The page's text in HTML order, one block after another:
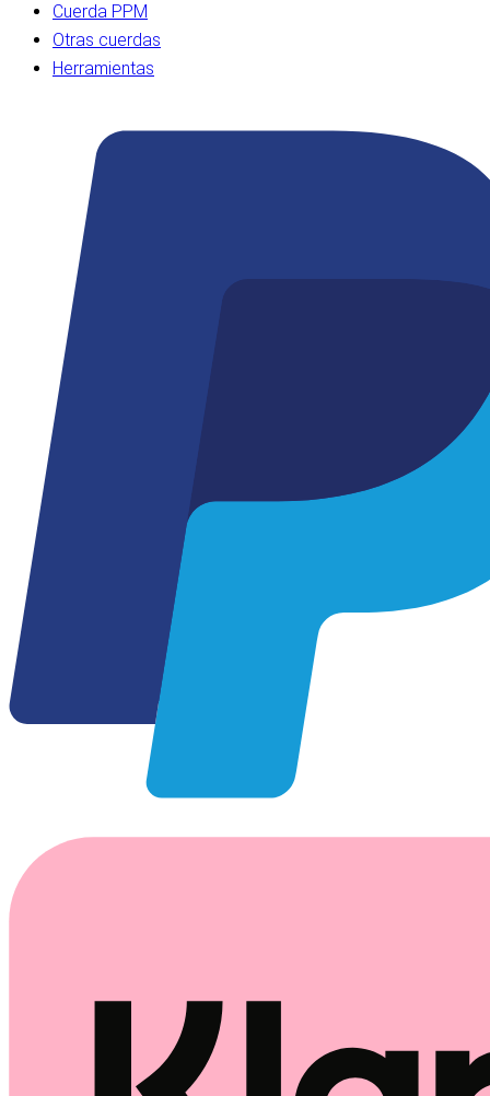
Cuerda PPM
Otras cuerdas
Herramientas